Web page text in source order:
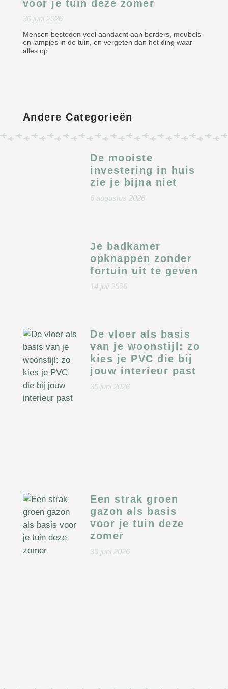
voor je tuin deze zomer
30 juni 2026
Mensen besteden veel aandacht aan borders, meubels
en lampjes in de tuin, en vergeten dan het ding waar
alles op
Andere Categorieën
De mooiste
investering in huis
zie je bijna niet
6 augustus 2026
Je badkamer
opknappen zonder
fortuin uit te geven
14 juli 2026
De vloer als basis
van je woonstijl: zo
kies je PVC die bij
jouw interieur past
30 juni 2026
Een strak groen
gazon als basis
voor je tuin deze
zomer
30 juni 2026